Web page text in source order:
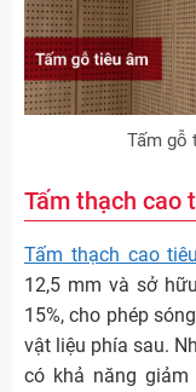
Tấm gỗ
Tấm thạch cao
Tấm thạch cao
12,5 mm và sở
15%, cho phép
vật liệu phía sau.
có khả năng giảm